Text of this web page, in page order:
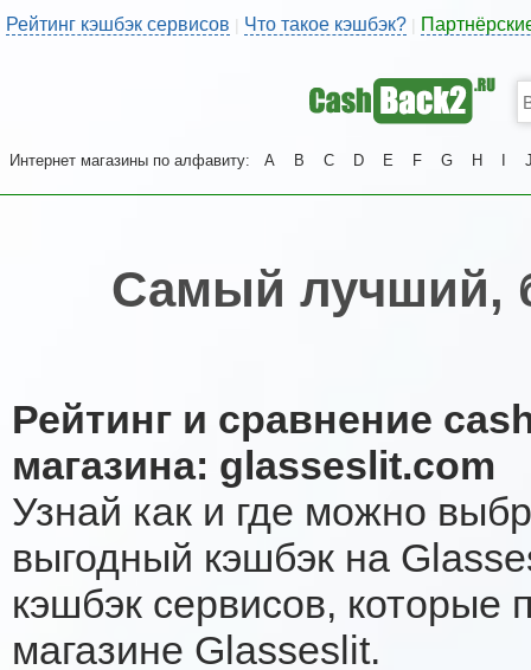
Рейтинг кэшбэк сервисов | Что такое кэшбэк? |
Интернет магазины по алфавиту: A B C D E F G H
Самый лучший,
Рейтинг и сравнение
магазина: glasseslit.com
Узнай как и где можно
выгодный кэшбэк на
кэшбэк сервисов, которые
магазине Glasseslit.